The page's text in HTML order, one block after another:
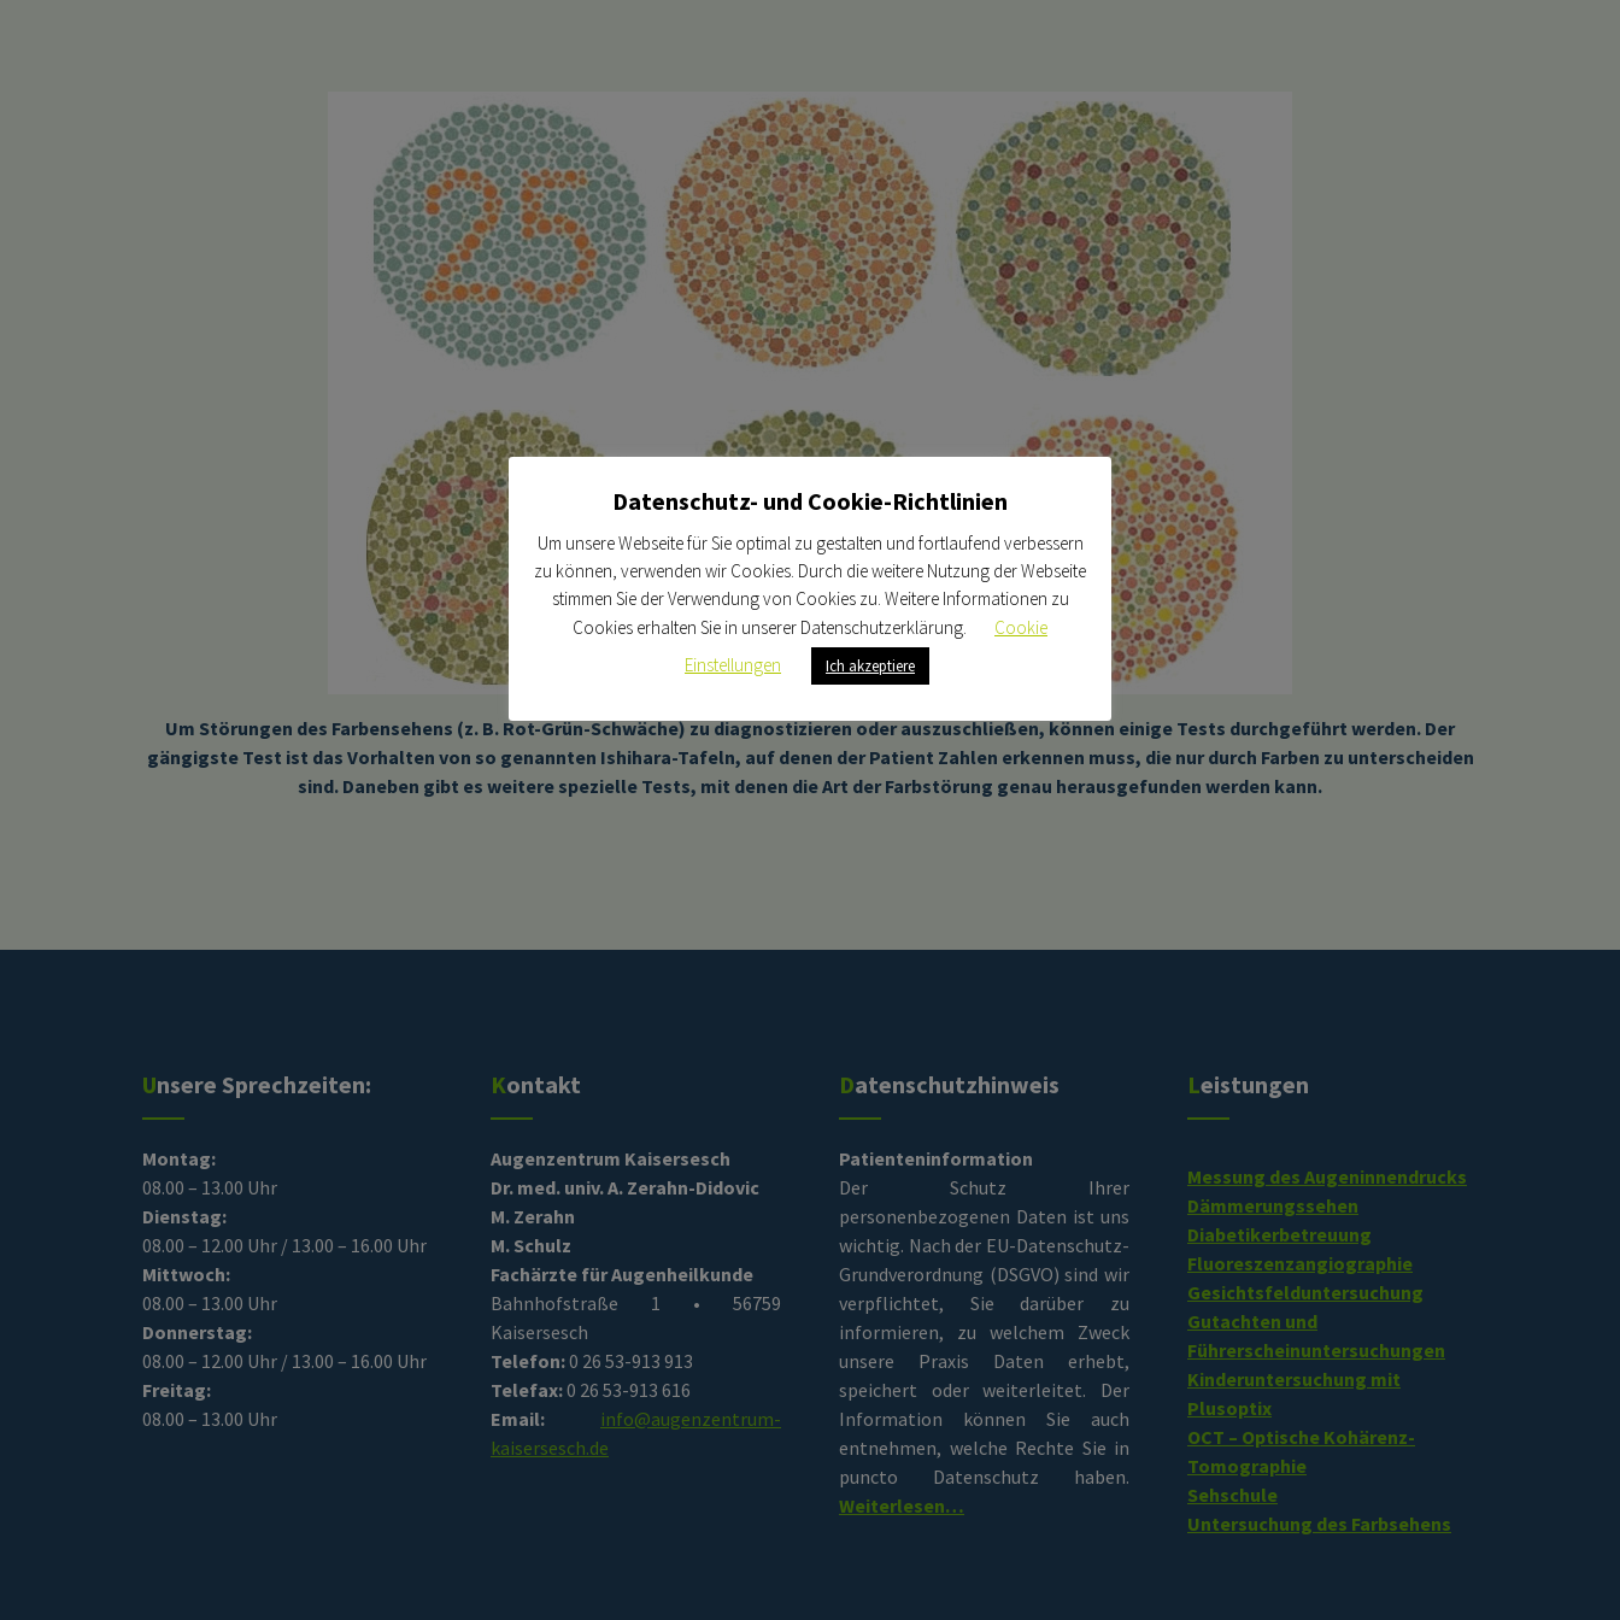
Um Störungen des Farbensehens (z. B. Rot-Grün-Schwäche) zu diagnostizieren oder auszuschließen, können einige Tests durchgeführt werden. Der
gängigste Test ist das Vorhalten von so genannten Ishihara-Tafeln, auf denen der Patient Zahlen erkennen muss, die nur durch Farben zu unterscheiden
sind. Daneben gibt es weitere spezielle Tests, mit denen die Art der Farbstörung genau herausgefunden werden kann.
Unsere Sprechzeiten:
Montag:
08.00 – 13.00 Uhr
Dienstag:
08.00 – 12.00 Uhr / 13.00 – 16.00 Uhr
Mittwoch:
08.00 – 13.00 Uhr
Donnerstag:
08.00 – 12.00 Uhr / 13.00 – 16.00 Uhr
Freitag:
08.00 – 13.00 Uhr
Kontakt
Augenzentrum Kaisersesch
Dr. med. univ. A. Zerahn-Didovic
M. Zerahn
M. Schulz
Fachärzte für Augenheilkunde
Bahnhofstraße 1 • 56759
Kaisersesch
Telefon:0 26 53-913 913
Telefax:0 26 53-913 616
Email:
info@augenzentrum-
kaisersesch.de
Datenschutzhinweis
Patienteninformation
Der Schutz Ihrer
personenbezogenen Daten ist uns
wichtig. Nach der EU-Datenschutz-
Grundverordnung (DSGVO) sind wir
verpflichtet, Sie darüber zu
informieren, zu welchem Zweck
unsere Praxis Daten erhebt,
speichert oder weiterleitet. Der
Information können Sie auch
entnehmen, welche Rechte Sie in
puncto Datenschutz haben.
Weiterlesen…
Leistungen
Messung des Augeninnendrucks
Dämmerungssehen
Diabetikerbetreuung
Fluoreszenzangiographie
Gesichtsfelduntersuchung
Gutachten und
Führerscheinuntersuchungen
Kinderuntersuchung mit
Plusoptix
OCT – Optische Kohärenz-
Tomographie
Sehschule
Untersuchung des Farbsehens
Datenschutz- und Cookie-Richtlinien
Um unsere Webseite für Sie optimal zu gestalten und fortlaufend verbessern
zu können, verwenden wir Cookies. Durch die weitere Nutzung der Webseite
stimmen Sie der Verwendung von Cookies zu. Weitere Informationen zu
Cookies erhalten Sie in unserer Datenschutzerklärung.
Cookie
Einstellungen
Ich akzeptiere